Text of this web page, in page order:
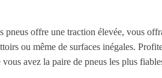
pneus offre une traction élevée, vous
ou même de surfaces inégales.
avez la paire de pneus les plus